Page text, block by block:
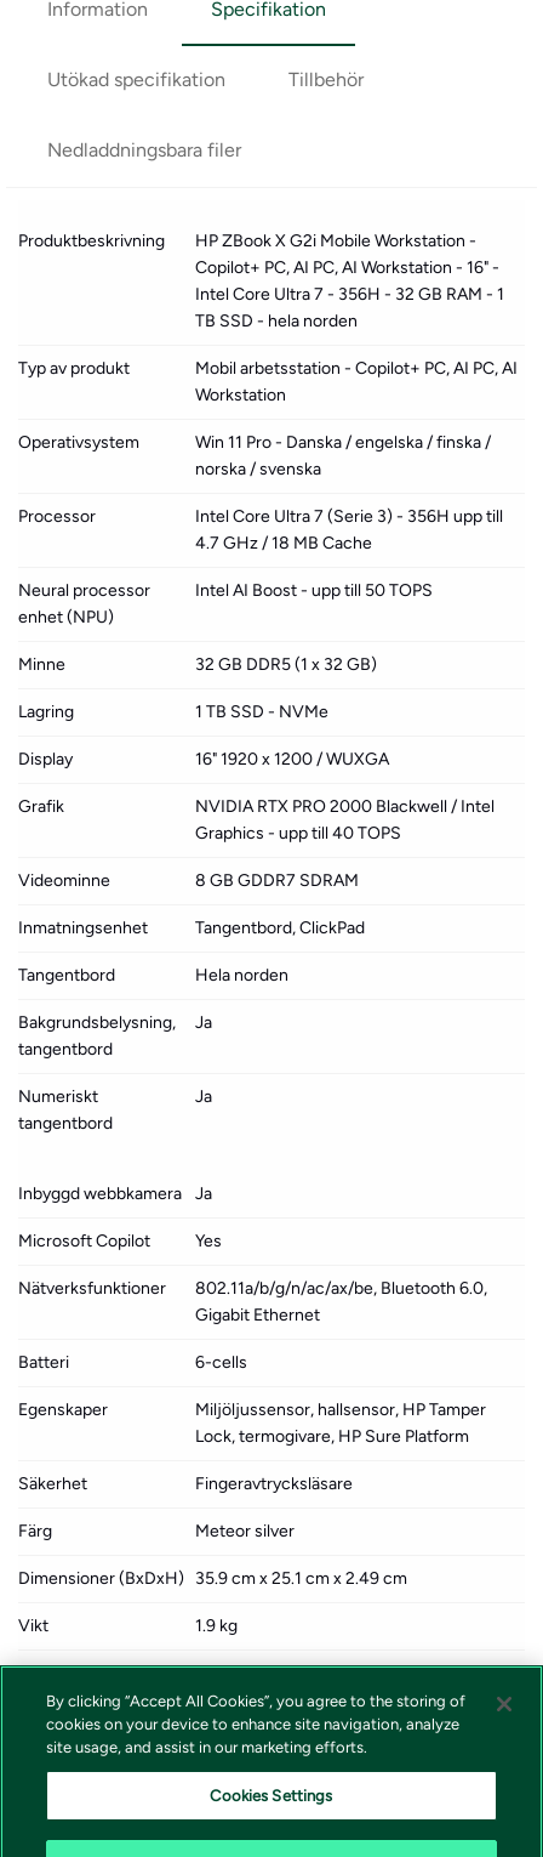
Information Specifikation
Utökad specifikation Tillbehör
Nedladdningsbara filer
Produktbeskrivning
HP ZBook X G2i Mobile Workstation -
Copilot+ PC, AI PC, AI Workstation - 16" -
Intel Core Ultra 7 - 356H - 32 GB RAM - 1
TB SSD - hela norden
Typ av produkt
Mobil arbetsstation - Copilot+ PC, AI PC, AI
Workstation
Operativsystem
Win 11 Pro - Danska / engelska / finska /
norska / svenska
Processor
Intel Core Ultra 7 (Serie 3) - 356H upp till
4.7 GHz / 18 MB Cache
Neural processor
enhet (NPU)
Intel AI Boost - upp till 50 TOPS
Minne 32 GB DDR5 (1 x 32 GB)
Lagring 1 TB SSD - NVMe
Display 16" 1920 x 1200 / WUXGA
Grafik
NVIDIA RTX PRO 2000 Blackwell / Intel
Graphics - upp till 40 TOPS
Videominne 8 GB GDDR7 SDRAM
Inmatningsenhet Tangentbord, ClickPad
Tangentbord Hela norden
Bakgrundsbelysning,
tangentbord
Ja
Numeriskt
tangentbord
Ja
Inbyggd webbkamera Ja
Microsoft Copilot Yes
Nätverksfunktioner
802.11a/b/g/n/ac/ax/be, Bluetooth 6.0,
Gigabit Ethernet
Batteri 6-cells
Egenskaper
Miljöljussensor, hallsensor, HP Tamper
Lock, termogivare, HP Sure Platform
Säkerhet Fingeravtrycksläsare
Färg Meteor silver
Dimensioner (BxDxH) 35.9 cm x 25.1 cm x 2.49 cm
Vikt 1.9 kg
Lokalisering
Språk: norska, svenska, finska, danska /
region: Norge, Sverige, Finland, Danmark
Miljöstandarder ENERGY STAR-godkänd
HP 3 år på plats med förutsägande
varningar för högpresterande arbetsstation
By clicking “Accept All Cookies”, you agree to the storing of
cookies on your device to enhance site navigation, analyze
site usage, and assist in our marketing efforts.
Cookies Settings